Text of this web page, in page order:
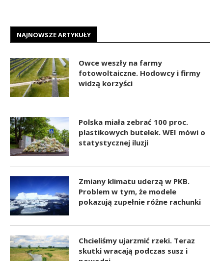
NAJNOWSZE ARTYKUŁY
Owce weszły na farmy
fotowoltaiczne. Hodowcy i firmy
widzą korzyści
Polska miała zebrać 100 proc.
plastikowych butelek. WEI mówi o
statystycznej iluzji
Zmiany klimatu uderzą w PKB.
Problem w tym, że modele
pokazują zupełnie różne rachunki
Chcieliśmy ujarzmić rzeki. Teraz
skutki wracają podczas susz i